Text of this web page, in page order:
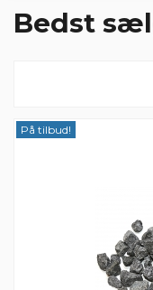
Bedst
På tilbud!